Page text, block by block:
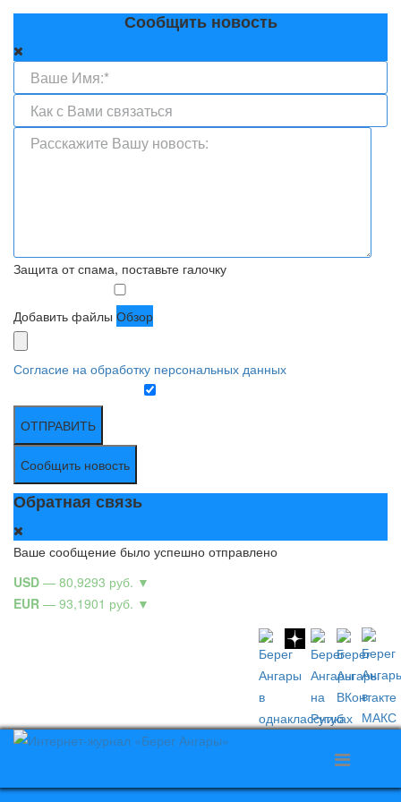
Сообщить новость
Защита от спама, поставьте галочку
Добавить файлы Обзор
Согласие на обработку персональных данных
ОТПРАВИТЬ
Сообщить новость
Обратная связь
Ваше сообщение было успешно отправлено
USD — 80,9293 руб. ▼
EUR — 93,1901 руб. ▼